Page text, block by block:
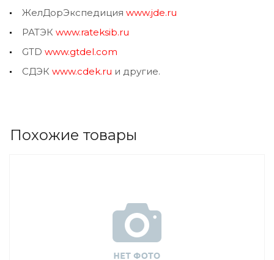
ЖелДорЭкспедиция www.jde.ru
РАТЭК www.rateksib.ru
GTD www.gtdel.com
СДЭК www.cdek.ru и другие.
Похожие товары